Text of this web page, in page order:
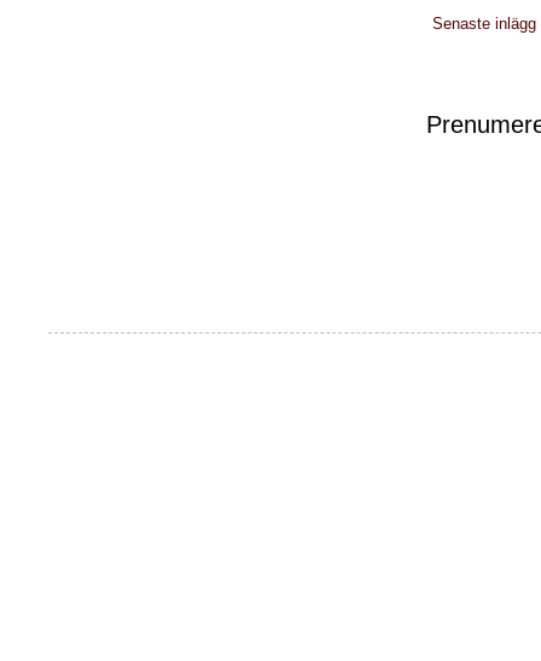
Senaste inlägg